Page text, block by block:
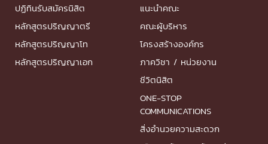
ปฏิทินรับสมัครนิสิต
หลักสูตรปริญญาตรี
หลักสูตรปริญญาโท
หลักสูตรปริญญาเอก
แนะนำคณะ
คณะผู้บริหาร
โครงสร้างองค์กร
ภาควิชา / หน่วยงาน
ชีวิตนิสิต
ONE-STOP
COMMUNICATIONS
สิ่งอำนวยความสะดวก